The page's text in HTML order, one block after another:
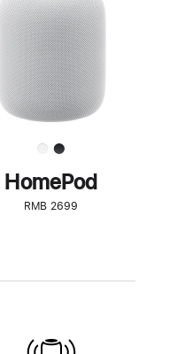
了
解
HomePod<
HomePod
RMB 2699